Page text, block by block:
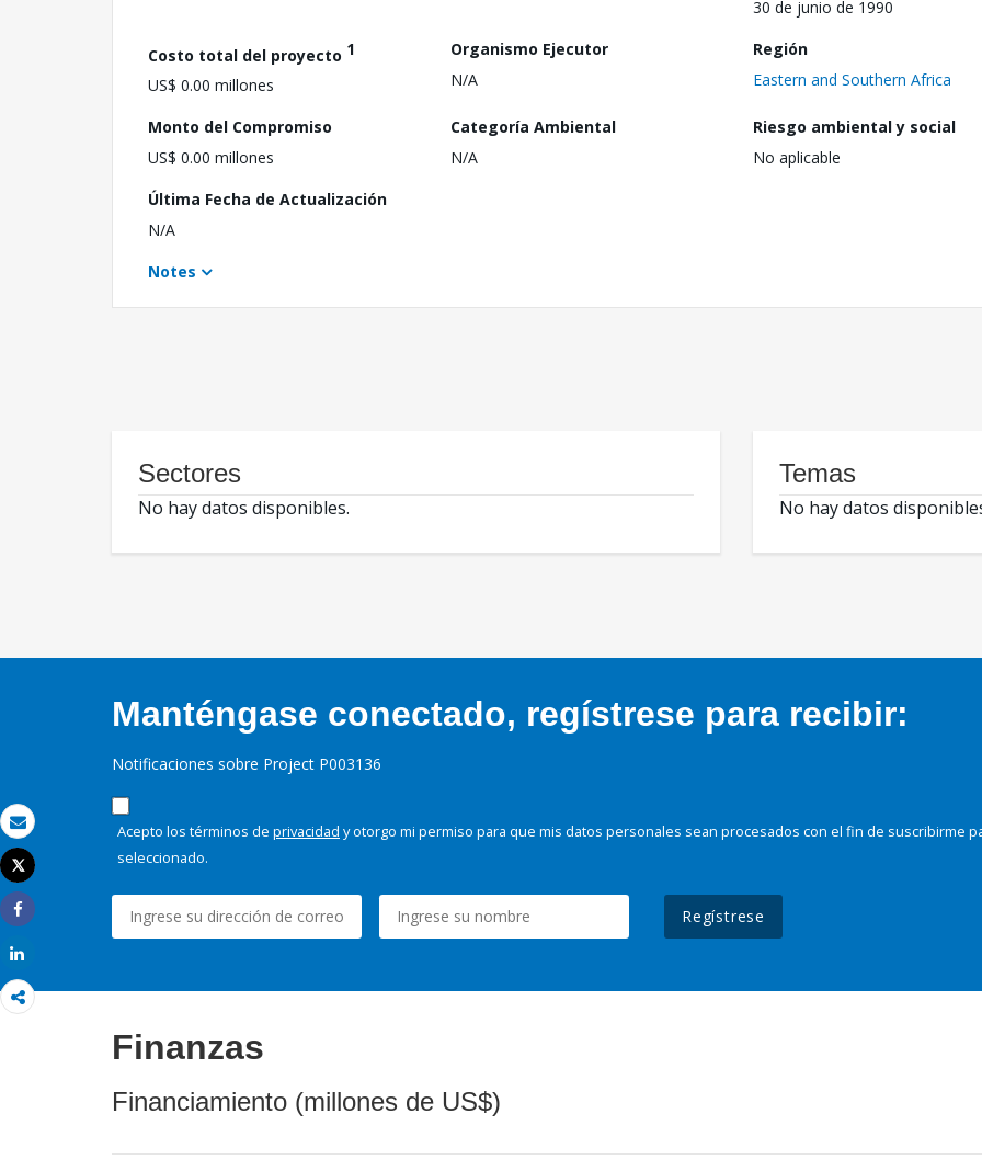
Correo electrónico
Imprimir
Tweet
Share
30 de junio de 1990
Costo total del proyecto 1
US$ 0.00 millones
Organismo Ejecutor
N/A
Región
Eastern and Southern Africa
Monto del Compromiso
US$ 0.00 millones
Categoría Ambiental
N/A
Riesgo ambiental y social
No aplicable
Última Fecha de Actualización
N/A
Notes
Sectores
No hay datos disponibles.
Temas
No hay datos
Manténgase conectado, regístrese para recibir:
Notificaciones sobre Project P003136
Acepto los términos de privacidad y otorgo mi permiso para que mis datos personales sean procesados con el fin de suscribirme
seleccionado.
Regístrese
Finanzas
Financiamiento (millones de US$)